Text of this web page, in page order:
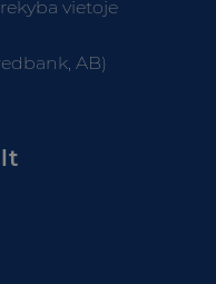
vietoje
AB)